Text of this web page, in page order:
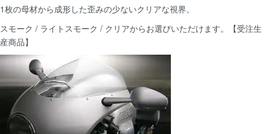
1枚の母材から成形した歪みの少ないクリアな視界。
スモーク / ライトスモーク / クリアからお選びいただけます。【受注生
産商品】